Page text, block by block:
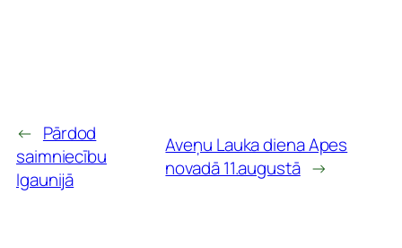
← Pārdod
saimniecību
Igaunijā
Aveņu Lauka diena Apes
novadā 11.augustā →